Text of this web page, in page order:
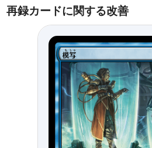
再録カードに関する改善